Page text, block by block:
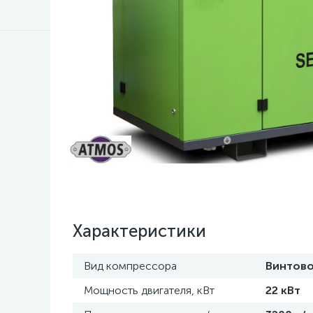
Характеристики
Вид компрессора
Мощность двигателя, кВт
22 кВт